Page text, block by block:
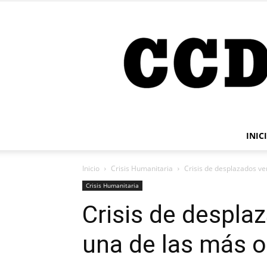
Inicio Crisis Humanitaria Crisis de desplazados
Crisis Humanitaria
Crisis de
una de las más